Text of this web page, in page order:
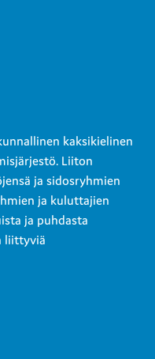
kaksikielinen
Liiton
ja sidosryhmien
ja kuluttajien
ja puhdasta
liittyviä